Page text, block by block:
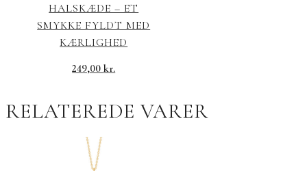
HALSKÆDE – ET
SMYKKE FYLDT MED
KÆRLIGHED
249,00kr.
RELATEREDE VARER